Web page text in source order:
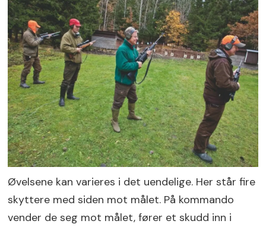
Øvelsene kan varieres i det uendelige. Her står fire
skyttere med siden mot målet. På kommando
vender de seg mot målet, fører et skudd inn i